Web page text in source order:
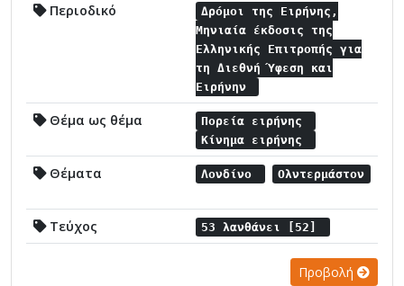
Περιοδικό
Δρόμοι της Ειρήνης,
Μηνιαία έκδοσις της
Ελληνικής Επιτροπής για
τη Διεθνή Ύφεση και
Ειρήνην
Θέμα ως θέμα
Πορεία ειρήνης
Κίνημα ειρήνης
Θέματα Λονδίνο Ολντερμάστον
Τεύχος 53 λανθάνει [52]
Προβολή